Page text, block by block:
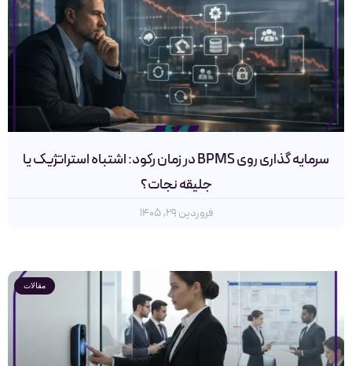
سرمایه گذاری روی BPMS در زمان رکود: اشتباه استراتژیک یا
جلیقه نجات؟
فروردین ۲۹, ۱۴۰۵
مقالات